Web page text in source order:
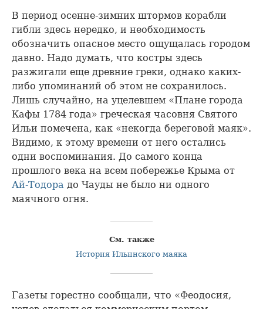
В период осенне-зимних штормов корабли
гибли здесь нередко, и необходимость
обозначить опасное место ощущалась городом
давно. Надо думать, что костры здесь
разжигали еще древние греки, однако каких-
либо упоминаний об этом не сохранилось.
Лишь случайно, на уцелевшем «Плане города
Кафы 1784 года» греческая часовня Святого
Ильи помечена, как «некогда береговой маяк».
Видимо, к этому времени от него остались
одни воспоминания. До самого конца
прошлого века на всем побережье Крыма от
Ай-Тодора до Чауды не было ни одного
маячного огня.
См. также
История Ильинского маяка
Газеты горестно сообщали, что «Феодосия,